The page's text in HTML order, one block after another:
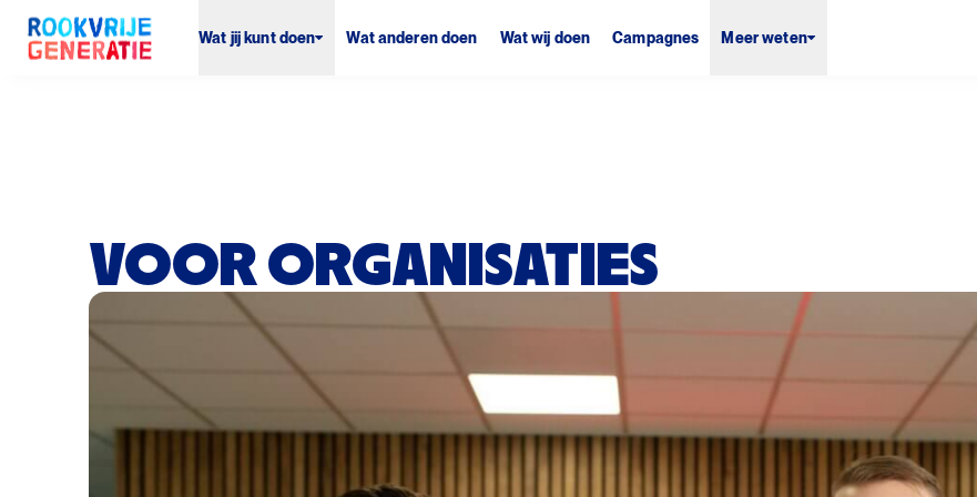
Wat jij kunt doen Wat anderen doen Wat wij doen Campagnes Meer weten
VOOR ORGANISATIES